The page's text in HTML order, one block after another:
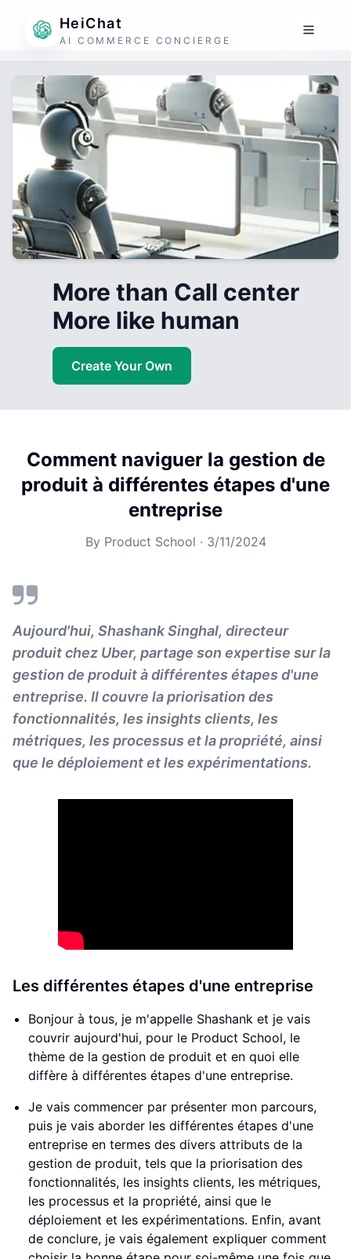
HeiChat
AI COMMERCE CONCIERGE
More than Call center
More like human
Create Your Own
Comment naviguer la gestion de
produit à différentes étapes d'une
entreprise
By Product School · 3/11/2024
Aujourd'hui, Shashank Singhal, directeur
produit chez Uber, partage son expertise sur la
gestion de produit à différentes étapes d'une
entreprise. Il couvre la priorisation des
fonctionnalités, les insights clients, les
métriques, les processus et la propriété, ainsi
que le déploiement et les expérimentations.
Les différentes étapes d'une entreprise
Bonjour à tous, je m'appelle Shashank et je vais
couvrir aujourd'hui, pour le Product School, le
thème de la gestion de produit et en quoi elle
diffère à différentes étapes d'une entreprise.
Je vais commencer par présenter mon parcours,
puis je vais aborder les différentes étapes d'une
entreprise en termes des divers attributs de la
gestion de produit, tels que la priorisation des
fonctionnalités, les insights clients, les métriques,
les processus et la propriété, ainsi que le
déploiement et les expérimentations. Enfin, avant
de conclure, je vais également expliquer comment